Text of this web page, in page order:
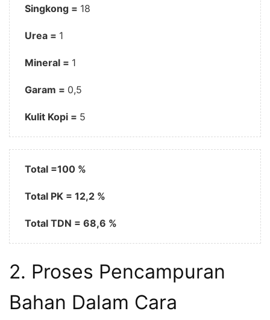
Singkong = 18
Urea = 1
Mineral = 1
Garam = 0,5
Kulit Kopi = 5
Total =100 %
Total PK = 12,2 %
Total TDN = 68,6 %
2. Proses Pencampuran
Bahan Dalam Cara